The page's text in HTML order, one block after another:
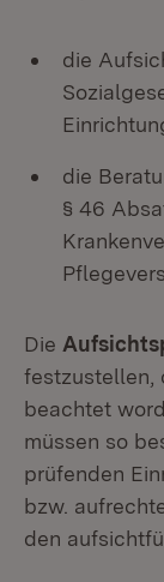
die
die
§ 46
Die
festzustellen,
beachtet
müssen so
prüfenden
bzw.
den